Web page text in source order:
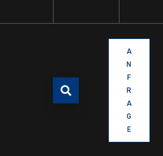
A
N
F
R
A
G
E